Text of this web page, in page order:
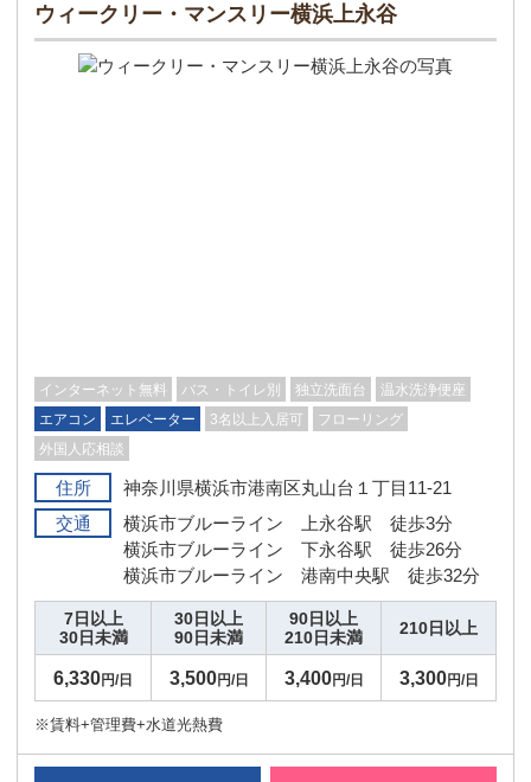
ウィークリー・マンスリー横浜上永谷
インターネット無料 バス・トイレ別 独立洗面台
温水洗浄便座
エアコン
エレベーター 3名以上入居可
フローリング
外国人応相談
住所
神奈川県横浜市港南区丸山台１丁目11-21
交通
横浜市ブルーライン 上永谷駅 徒歩3分
横浜市ブルーライン 下永谷駅 徒歩26分
横浜市ブルーライン 港南中央駅 徒歩32分
7日以上
30日未満
30日以上
90日未満
90日以上
210日未満
210日以上
6,330円/日 3,500円/日 3,400円/日 3,300円/日
※賃料+管理費+水道光熱費